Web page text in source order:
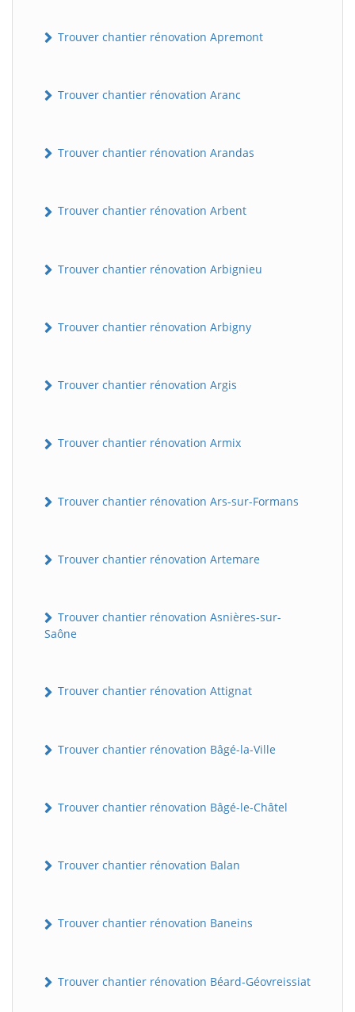
Trouver chantier rénovation Apremont
Trouver chantier rénovation Aranc
Trouver chantier rénovation Arandas
Trouver chantier rénovation Arbent
Trouver chantier rénovation Arbignieu
Trouver chantier rénovation Arbigny
Trouver chantier rénovation Argis
Trouver chantier rénovation Armix
Trouver chantier rénovation Ars-sur-Formans
Trouver chantier rénovation Artemare
Trouver chantier rénovation Asnières-sur-
Saône
Trouver chantier rénovation Attignat
Trouver chantier rénovation Bâgé-la-Ville
Trouver chantier rénovation Bâgé-le-Châtel
Trouver chantier rénovation Balan
Trouver chantier rénovation Baneins
Trouver chantier rénovation Béard-Géovreissiat